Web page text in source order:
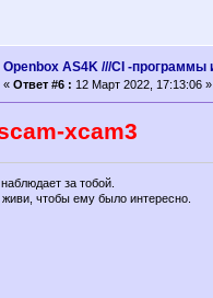
Openbox AS4K ///CI -программы
« Ответ #6 : 12 Март 2022, 17:13:06 »
xcam3
за тобой.
живи, чтобы ему было интересно.